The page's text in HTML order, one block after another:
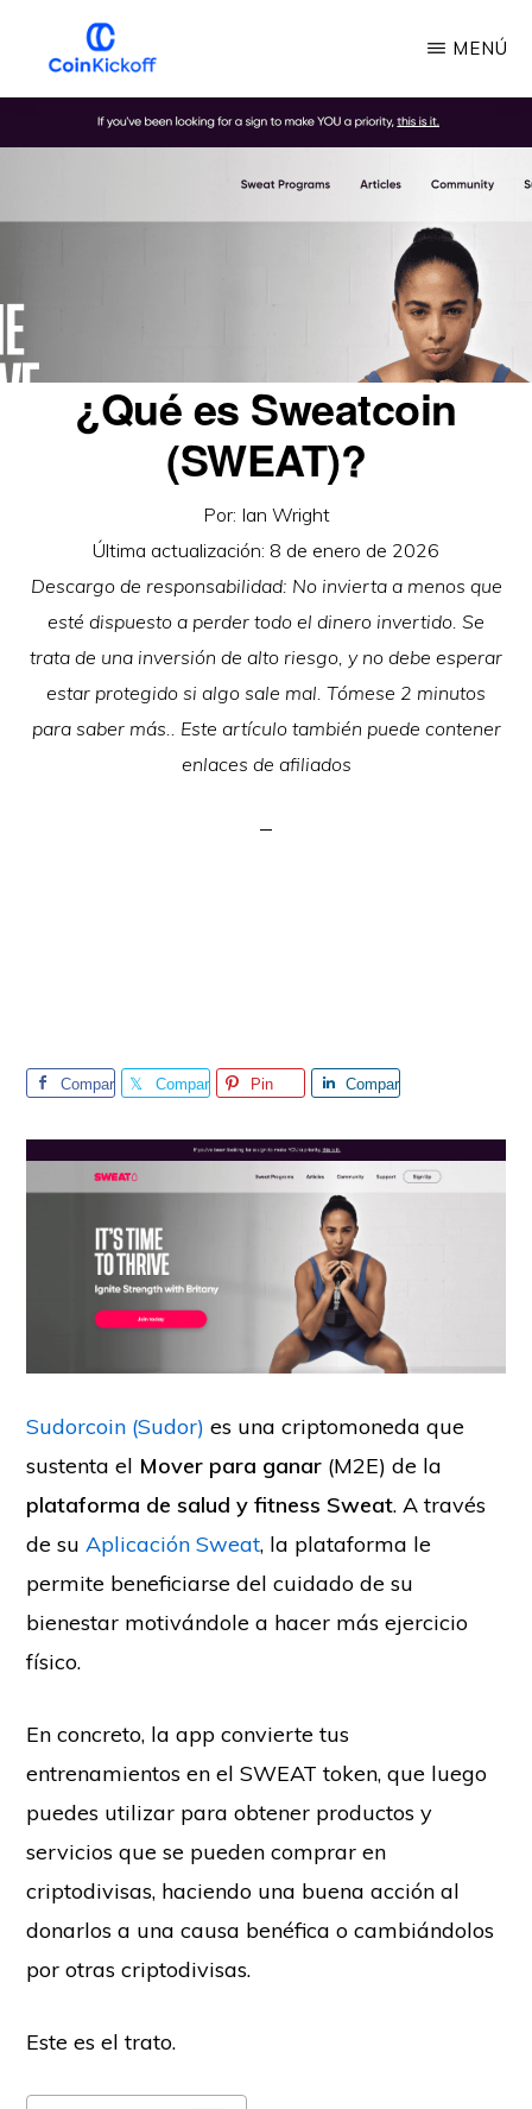
contenido
INICIO
LA
MENÚ
¿Qué es Sweatcoin
(SWEAT)?
Por: Ian Wright
Última actualización: 8 de enero de 2026
Descargo de responsabilidad: No invierta a menos que
esté dispuesto a perder todo el dinero invertido. Se
trata de una inversión de alto riesgo, y no debe esperar
estar protegido si algo sale mal. Tómese 2 minutos
para saber más.. Este artículo también puede contener
enlaces de afiliados
Compar
Compar
Pin
Compar
Sudorcoin (Sudor) es una criptomoneda que
sustenta el Mover para ganar (M2E) de la
plataforma de salud y fitness Sweat. A través
de suAplicación Sweat, la plataforma le
permite beneficiarse del cuidado de su
bienestar motivándole a hacer más ejercicio
físico.
En concreto, la app convierte tus
entrenamientos en el SWEAT token, que luego
puedes utilizar para obtener productos y
servicios que se pueden comprar en
criptodivisas, haciendo una buena acción al
donarlos a una causa benéfica o cambiándolos
por otras criptodivisas.
Este es el trato.